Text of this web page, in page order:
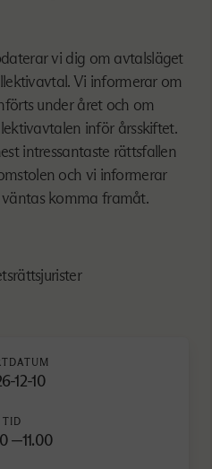
vi dig om avtalsläget
Vi informerar om
under året och om
inför årsskiftet.
intressantaste rättsfallen
och vi informerar
komma framåt.
12-10
TID
—11.00